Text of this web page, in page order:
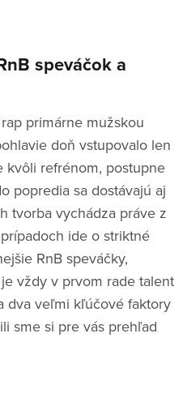
speváčok a
primárne mužskou
doň vstupovalo len
kvôli refrénom, postupne
popredia sa dostávajú aj
tvorba vychádza práve z
ide o striktné
RnB speváčky,
vždy v prvom rade talent
dva veľmi kľúčové faktory
sme si pre vás prehľad